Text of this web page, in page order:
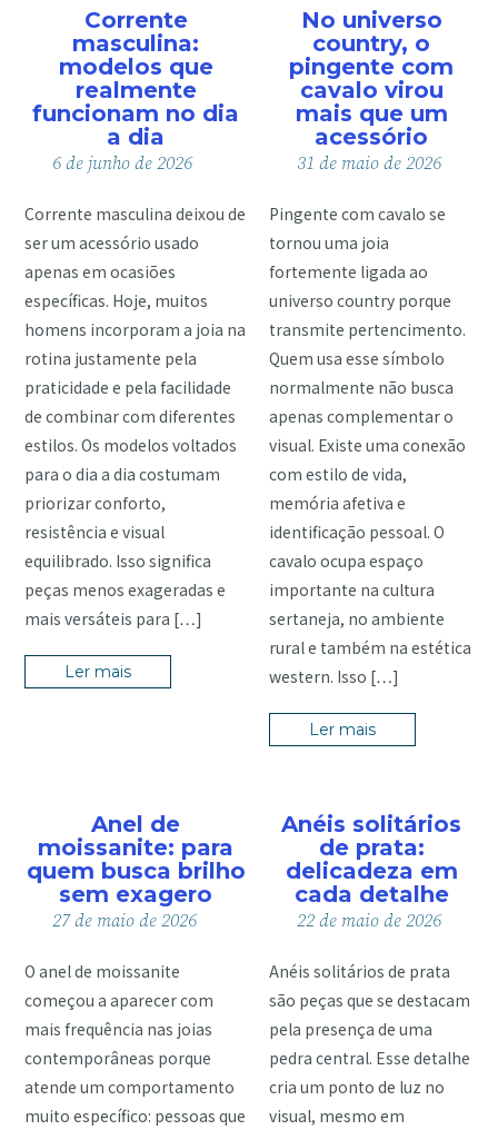
Corrente
masculina:
modelos que
realmente
funcionam no dia
a dia
6de junhode2026
Corrente masculina deixou de
ser um acessório usado
apenas em ocasiões
específicas. Hoje, muitos
homens incorporam a joia na
rotina justamente pela
praticidade e pela facilidade
de combinar com diferentes
estilos. Os modelos voltados
para o dia a dia costumam
priorizar conforto,
resistência e visual
equilibrado. Isso significa
peças menos exageradas e
mais versáteis para […]
Ler mais
No universo
country, o
pingente com
cavalo virou
mais que um
acessório
31 de maiode2026
Pingente com cavalo se
tornou uma joia
fortemente ligada ao
universo country porque
transmite pertencimento.
Quem usa esse símbolo
normalmente não busca
apenas complementar o
visual. Existe uma conexão
com estilo de vida,
memória afetiva e
identificação pessoal. O
cavalo ocupa espaço
importante na cultura
sertaneja, no ambiente
rural e também na estética
western. Isso […]
Ler mais
Anel de
moissanite: para
quem busca brilho
sem exagero
27de maiode2026
O anel de moissanite
começou a aparecer com
mais frequência nas joias
contemporâneas porque
atende um comportamento
muito específico: pessoas que
Anéis solitários
de prata:
delicadeza em
cada detalhe
22de maiode2026
Anéis solitários de prata
são peças que se destacam
pela presença de uma
pedra central. Esse detalhe
cria um ponto de luz no
visual, mesmo em